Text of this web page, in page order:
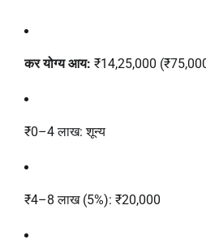
कर योग्य आय: ₹14,25,000
₹0–4 लाख: शून्य
₹4–8 लाख (5%): ₹20,000